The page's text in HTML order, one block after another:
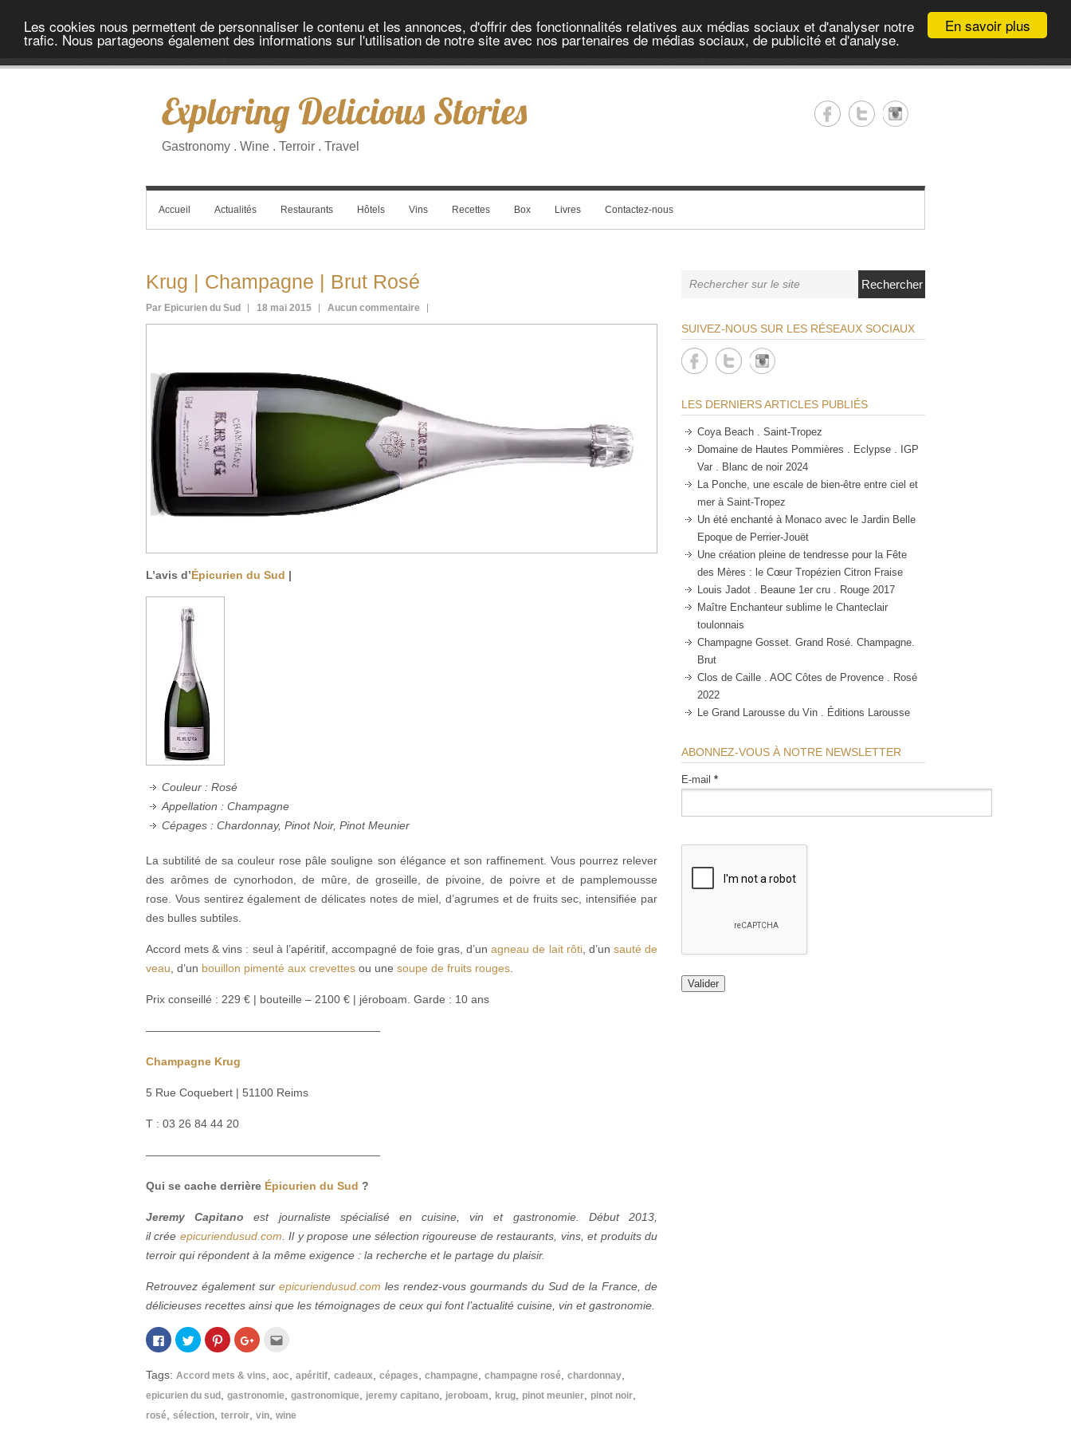
En savoir plus
Les cookies nous permettent de personnaliser le contenu et les annonces, d'offrir des fonctionnalités relatives aux médias sociaux et d'analyser notre
trafic. Nous partageons également des informations sur l'utilisation de notre site avec nos partenaires de médias sociaux, de publicité et d'analyse.
Exploring Delicious Stories
Gastronomy . Wine . Terroir . Travel
Accueil Actualités Restaurants Hôtels Vins Recettes Box Livres Contactez-nous
Krug | Champagne | Brut Rosé
Par Epicurien du Sud 18 mai 2015 Aucun commentaire
L’avis d’Épicurien du Sud |
Couleur : Rosé
Appellation : Champagne
Cépages : Chardonnay, Pinot Noir, Pinot Meunier
La subtilité de sa couleur rose pâle souligne son élégance et son raffinement. Vous pourrez relever
des arômes de cynorhodon, de mûre, de groseille, de pivoine, de poivre et de pamplemousse
rose. Vous sentirez également de délicates notes de miel, d’agrumes et de fruits sec, intensifiée par
des bulles subtiles.
Accord mets & vins : seul à l’apéritif, accompagné de foie gras, d’unagneau de lait rôti, d’un sauté de
veau , d’un bouillon pimenté aux crevettes ou une soupe de fruits rouges
Prix conseillé : 229 € | bouteille – 2100 € | jéroboam. Garde : 10 ans
—————————————————————
Champagne Krug
5 Rue Coquebert | 51100 Reims
T : 03 26 84 44 20
—————————————————————
Qui se cache derrière Épicurien du Sud ?
Jeremy Capitano est journaliste spécialisé en cuisine, vin et gastronomie. Début 2013,
il crée epicuriendusud.com . Il y propose une sélection rigoureuse de restaurants, vins, et produits du
terroir qui répondent à la même exigence : la recherche et le partage du plaisir.
Retrouvez également sur epicuriendusud.com les rendez-vous gourmands du Sud de la France, de
délicieuses recettes ainsi que les témoignages de ceux qui font l’actualité cuisine, vin et gastronomie.
Cliquez
pour
partager
Facebook(ouvre
une
fenêtre)
Cliquez
pour
partager
Twitter(ouvre
une
nouvelle
fenêtre)
Cliquez
pour
partager
Pinterest(ouvre
une
nouvelle
fenêtre)
Cliquez
pour
Google+
(ouvre
dans
nouvelle
fenêtre)
e-
mail
un
ami(ouvre
dans
Tags: Accord mets & vins, aoc, apéritif, cadeaux, cépages, champagne, champagne rosé, chardonnay,
epicurien du sud , gastronomie, gastronomique, jeremy capitano, jeroboam, krug, pinot meunier, pinot noir,
rosé, sélection, terroir, vin, wine
Rechercher
SUIVEZ-NOUS SUR LES RÉSEAUX SOCIAUX
LES DERNIERS ARTICLES PUBLIÉS
Coya Beach . Saint-Tropez
Domaine de Hautes Pommières . Eclypse . IGP
Var . Blanc de noir 2024
La Ponche, une escale de bien-être entre ciel et
mer à Saint-Tropez
Un été enchanté à Monaco avec le Jardin Belle
Epoque de Perrier-Jouët
Une création pleine de tendresse pour la Fête
des Mères : le Cœur Tropézien Citron Fraise
Louis Jadot . Beaune 1er cru . Rouge 2017
Maître Enchanteur sublime le Chanteclair
toulonnais
Champagne Gosset. Grand Rosé. Champagne.
Brut
Clos de Caille . AOC Côtes de Provence . Rosé
2022
Le Grand Larousse du Vin . Éditions Larousse
ABONNEZ-VOUS À NOTRE NEWSLETTER
E-mail *